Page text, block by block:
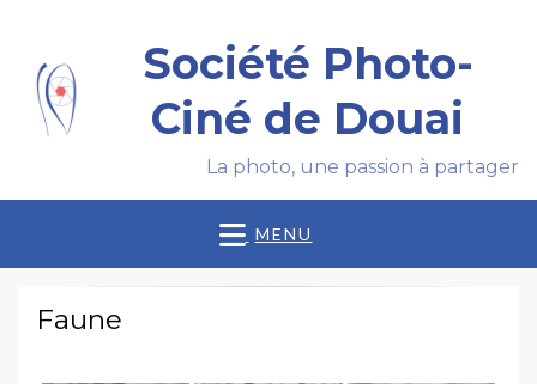
Société Photo-
Ciné de Douai
La photo, une passion à partager
MENU
Faune